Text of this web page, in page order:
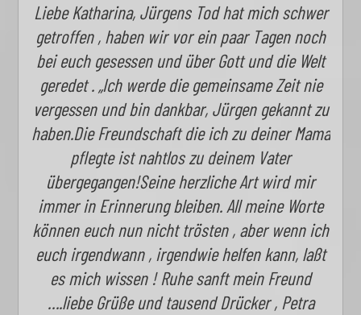
Liebe Katharina, Jürgens Tod hat mich schwer
getroffen , haben wir vor ein paar Tagen noch
bei euch gesessen und über Gott und die Welt
geredet . „Ich werde die gemeinsame Zeit nie
vergessen und bin dankbar, Jürgen gekannt zu
haben.Die Freundschaft die ich zu deiner Mama
pflegte ist nahtlos zu deinem Vater
übergegangen!Seine herzliche Art wird mir
immer in Erinnerung bleiben. All meine Worte
können euch nun nicht trösten , aber wenn ich
euch irgendwann , irgendwie helfen kann, laßt
es mich wissen ! Ruhe sanft mein Freund
….liebe Grüße und tausend Drücker , Petra